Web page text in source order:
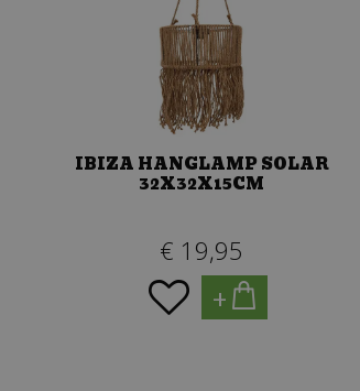
IBIZA HANGLAMP SOLAR
32X32X15CM
€ 19,95
+